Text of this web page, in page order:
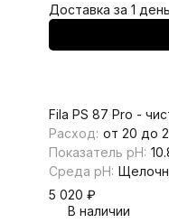
Доставка за 1 день
Fila PS 87 Pro -
Расход: от 20 до
Показатель pH:
Среда pH:
5 020 ₽
В наличии